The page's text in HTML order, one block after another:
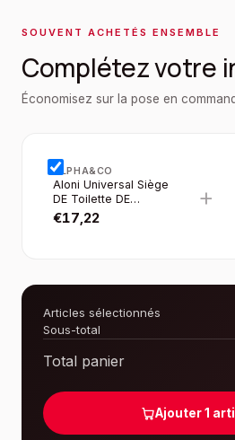
SOUVENT ACHETÉS ENSEMBLE
Complétez votre
Économisez sur la pose en
ALPHA&CO
Aloni Universal Siège
DE Toilette DE
Transition Pour
Enfant,charnières
€17,22
+
Articles sélectionnés
Sous-total
Total panier
Ajouter1